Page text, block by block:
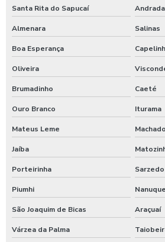
Posto de lavagem de caminhões
Preço de controlador de banho
Produto para higienização interna de
Produtos para lavagem de caminhões
Produtos para limpeza interna automotiva
Produtos quimico para lavagem de
Shampoo para lavagem de carros
Shampoo de lavar carros
Santa Rita do Sapucaí
Almenara Salinas
Boa Esperança
Oliveira
Brumadinho Caeté
Ouro Branco Iturama
Mateus Leme Machado
Jaíba
Porteirinha Sarzedo
Piumhi Nanuque
São Joaquim de Bicas Araçuaí
Várzea da Palma